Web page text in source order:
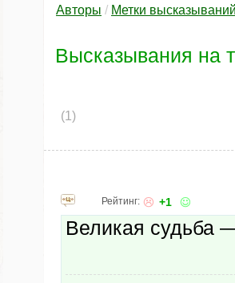
Авторы / Метки высказываний
Высказывания на
(1)
Рейтинг: +1
Великая судьба